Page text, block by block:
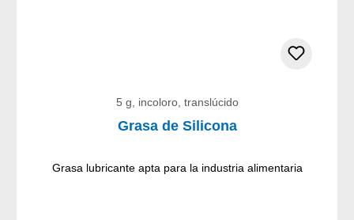
5 g, incoloro, translúcido
Grasa de Silicona
Grasa lubricante apta para la industria alimentaria